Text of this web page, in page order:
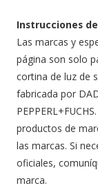
Instrucciones
Las marcas y
página son solo
cortina de luz de
fabricada por
productos de
las marcas. Si
oficiales,
marca.